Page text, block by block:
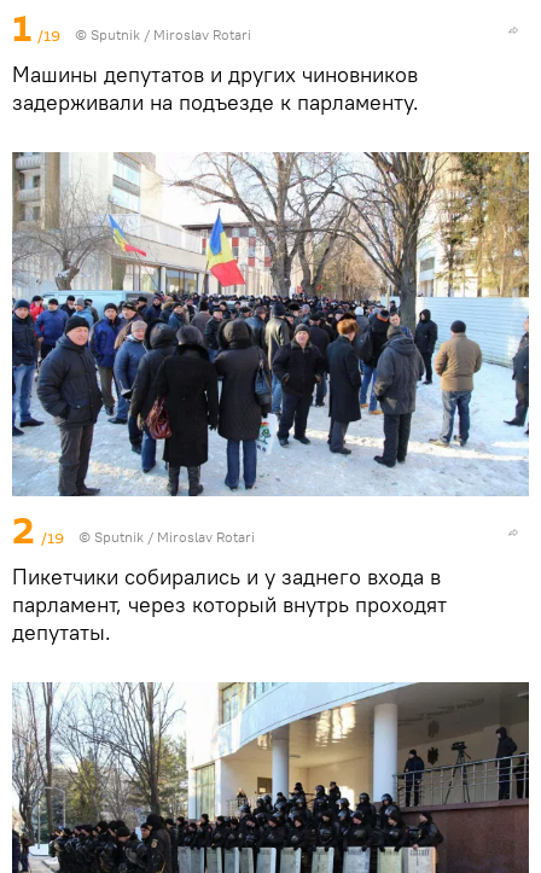
1 /19 © Sputnik / Miroslav Rotari
Машины депутатов и других чиновников
задерживали на подъезде к парламенту.
2 /19 © Sputnik / Miroslav Rotari
Пикетчики собирались и у заднего входа в
парламент, через который внутрь проходят
депутаты.